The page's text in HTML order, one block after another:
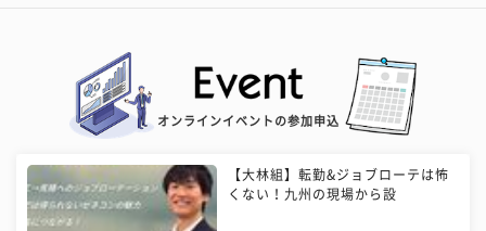
オンラインイベントの参加申込
【大林組】転勤&ジョブローテは怖
くない！九州の現場から設